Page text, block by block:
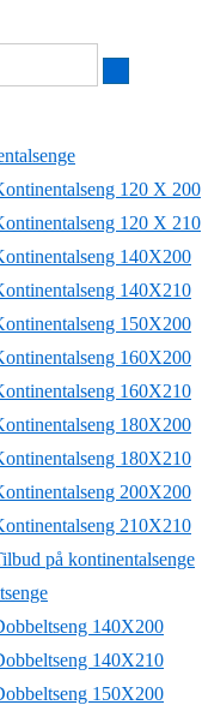
120 X 200
120 X 210
140X200
140X210
150X200
160X200
160X210
180X200
180X210
200X200
210X210
på kontinentalsenge
140X200
140X210
150X200